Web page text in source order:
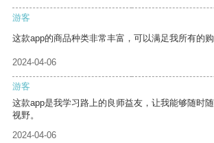
游客
这款app的商品种类非常丰富，可以满足我所有的购
2024-04-06
游客
这款app是我学习路上的良师益友，让我能够随时
视野。
2024-04-06